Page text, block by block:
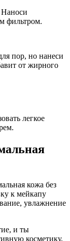
Наноси
фильтром.
пор, но нанеси
от жирного
легкое
кожа без
к мейкапу
увлажнение
и ты
косметику,